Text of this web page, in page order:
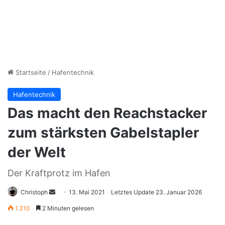
Startseite / Hafentechnik
Hafentechnik
Das macht den Reachstacker
zum stärksten Gabelstapler
der Welt
Der Kraftprotz im Hafen
Christoph 13. Mai 2021 Letztes Update 23. Januar 2026
1.310 2 Minuten gelesen